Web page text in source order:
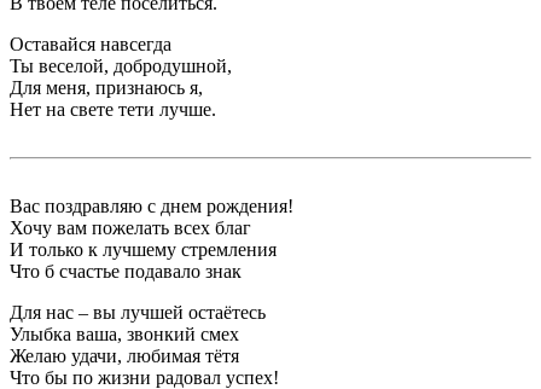
Оставайся навсегда
Ты веселой, добродушной,
Для меня, признаюсь я,
Нет на свете тети лучше.
Вас поздравляю с днем рождения!
Хочу вам пожелать всех благ
И только к лучшему стремления
Что б счастье подавало знак
Для нас – вы лучшей остаётесь
Улыбка ваша, звонкий смех
Желаю удачи, любимая тётя
Что бы по жизни радовал успех!